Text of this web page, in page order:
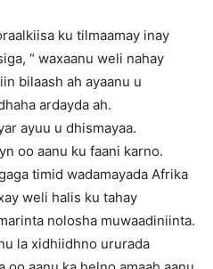
ku tilmaamay inay
“ waxaanu weli nahay
bilaash ah ayaanu u
ardayda ah.
ayuu u dhismayaa.
oo aanu ku faani karno.
timid wadamayada Afrika
weli halis ku tahay
nolosha muwaadiniinta.
la xidhiidhno ururada